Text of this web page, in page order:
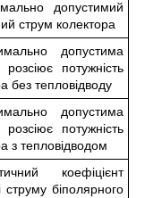
допустимий
струм колектора
допустима
розсіює потужність
без тепловідводу
допустима
розсіює потужність
з тепловідводом
коефіцієнт
струму біполярного